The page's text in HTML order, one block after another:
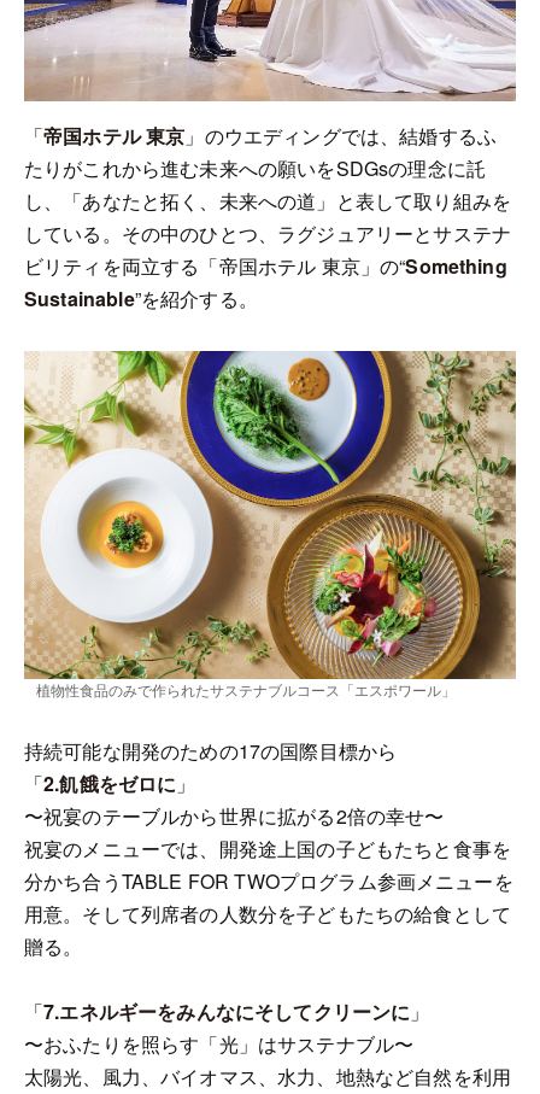
「帝国ホテル 東京 」のウエディングでは、結婚するふ
たりがこれから進む未来への願いをSDGsの理念に託
し、「あなたと拓く、未来への道」と表して取り組みを
している。その中のひとつ、ラグジュアリーとサステナ
ビリティを両立する「帝国ホテル 東京」の“Something
Sustainable”を紹介する。
植物性食品のみで作られたサステナブルコース「エスポワール」
持続可能な開発のための17の国際目標から
「2.飢餓をゼロに 」
〜祝宴のテーブルから世界に拡がる2倍の幸せ〜
祝宴のメニューでは、開発途上国の子どもたちと食事を
分かち合うTABLE FOR TWOプログラム参画メニューを
用意。そして列席者の人数分を子どもたちの給食として
贈る。
「7.エネルギーをみんなにそしてクリーンに 」
〜おふたりを照らす「光」はサステナブル〜
太陽光、風力、バイオマス、水力、地熱など自然を利用